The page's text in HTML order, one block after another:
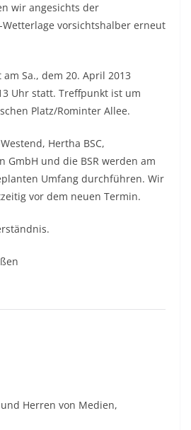
wir angesichts der
vorsichtshalber erneut
Sa., dem 20. April 2013
Uhr statt. Treffpunkt ist um
Platz/Rominter Allee.
Hertha BSC,
GmbH und die BSR werden am
Umfang durchführen. Wir
vor dem neuen Termin.
Herren von Medien,